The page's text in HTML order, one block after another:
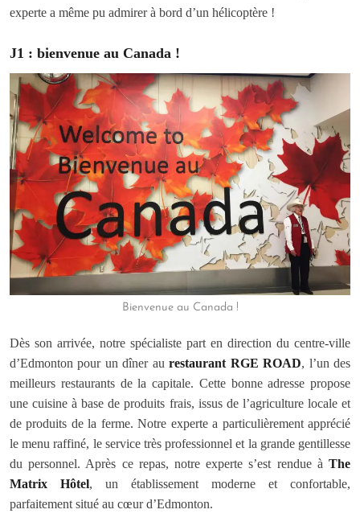
experte a même pu admirer à bord d’un hélicoptère !
J1 : bienvenue au Canada !
Bienvenue au Canada !
Dès son arrivée, notre spécialiste part en direction du centre-ville
d’Edmonton pour un dîner aurestaurant RGE ROAD, l’un des
meilleurs restaurants de la capitale. Cette bonne adresse propose
une cuisine à base de produits frais, issus de l’agriculture locale et
de produits de la ferme. Notre experte a particulièrement apprécié
le menu raffiné, le service très professionnel et la grande gentillesse
du personnel. Après ce repas, notre experte s’est rendue à The
Matrix Hôtel, un établissement moderne et confortable,
parfaitement situé au cœur d’Edmonton.